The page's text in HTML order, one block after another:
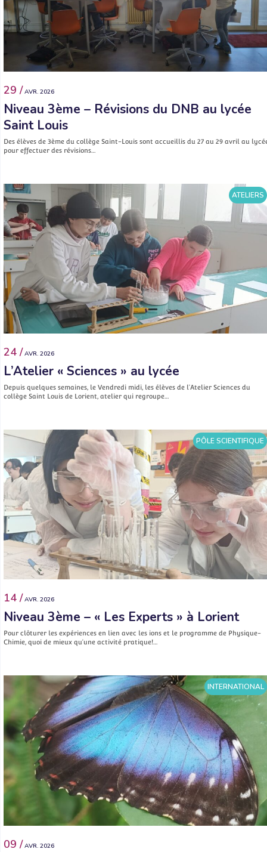
29 / AVR. 2026
Niveau 3ème – Révisions du DNB au lycée
Saint Louis
Des élèves de 3ème du collège Saint-Louis sont accueillis du 27 au 29 avril au
pour effectuer des révisions…
ATELIERS
24 / AVR. 2026
L’Atelier « Sciences » au lycée
Depuis quelques semaines, le Vendredi midi, les élèves de l’Atelier Sciences du
collège Saint Louis de Lorient, atelier qui regroupe…
PÔLE SCIENTIFIQUE
14 / AVR. 2026
Niveau 3ème – « Les Experts » à Lorient
Pour clôturer les expériences en lien avec les ions et le programme de Physique-
Chimie, quoi de mieux qu’une activité pratique!…
INTERNATIONAL
09 / AVR. 2026